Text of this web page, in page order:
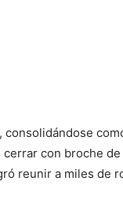
con broche
reunir a miles de